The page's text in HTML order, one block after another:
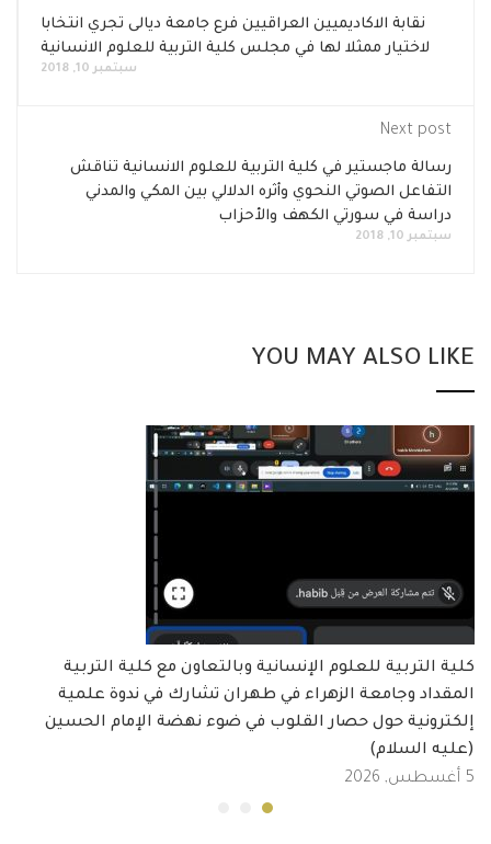
نقابة الاكاديميين العراقيين فرع جامعة ديالى تجري انتخابا
لاختيار ممثلا لها في مجلس كلية التربية للعلوم الانسانية
سبتمبر 10, 2018
Next post
رسالة ماجستير في كلية التربية للعلوم الانسانية تناقش
التفاعل الصوتي النحوي وأثره الدلالي بين المكي والمدني
دراسة في سورتي الكهف والأحزاب
سبتمبر 10, 2018
YOU MAY ALSO LIKE
كلية التربية للعلوم الإنسانية وبالتعاون مع كلية التربية
المقداد وجامعة الزهراء في طهران تشارك في ندوة علمية
إلكترونية حول حصار القلوب في ضوء نهضة الإمام الحسين
(عليه السلام)
5 أغسطس, 2026